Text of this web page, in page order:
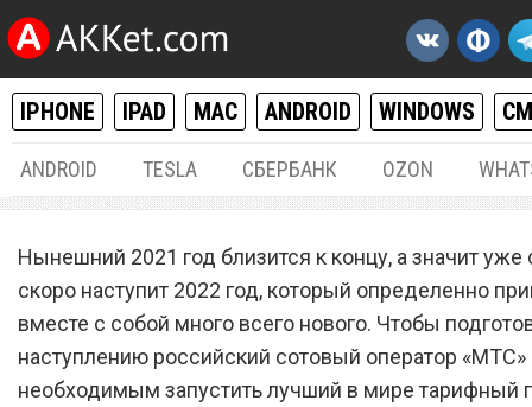
IPHONE IPAD MAC ANDROID WINDOWS
ANDROID TESLA СБЕРБАНК OZON
Сотовый оператор
«МТС» запустил лучший
тарифный план 2022 года
Нынешний 2021 год близится к концу, а значит уже
скоро наступит 2022 год, который определенно
вместе с собой много всего нового. Чтобы
наступлению российский сотовый оператор «МТС»
необходимым запустить лучший в мире тарифный